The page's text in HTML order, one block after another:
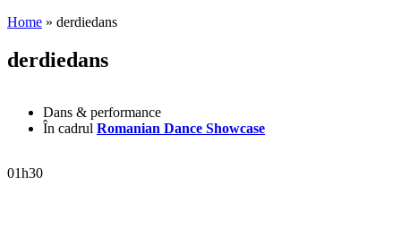
Home » derdiedans
derdiedans
Dans & performance
În cadrul Romanian Dance Showcase
01h30